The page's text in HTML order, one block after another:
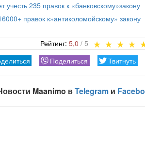
учесть 235 правок к «банковскому»закону
правок к»антиколомойскому» закону
5,0